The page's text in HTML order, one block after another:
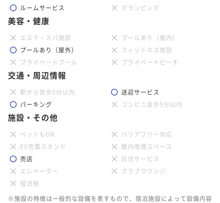
ルームサービス
グランピング
美容・健康
エステ・スパ施設
プールあり（屋内）
プールあり（屋外）
フィットネス施設
プライベートプール
プライベートビーチ
交通・周辺情報
駅から徒歩5分以内
送迎サービス
パーキング
コンビニ徒歩5分以内
施設・その他
ペットもOK
バリアフリー対応
EV充電スタンド
館内喫煙スペース
売店
託児サービス
エレベーター
クラブラウンジ
宿泊税
※施設の特徴は一般的な設備を表すもので、宿泊施設によって設備内容